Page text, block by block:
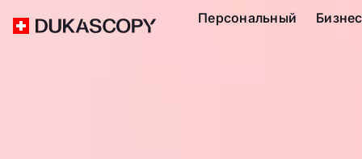
Персональный Бизнес